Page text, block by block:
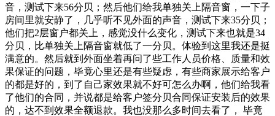
音，测试下来56分贝；然后他们给我单独关上隔音窗，一下子
房间里就安静了，几乎听不见外面的声音，测试下来35分贝；
他们把2层窗户都关上，感觉没什么变化，测试下来也就是34
分贝，比单独关上隔音窗就低了一分贝。体验到这里我还是挺
满意的。然后就到外面坐着再问了些工作人员价格、质量和效
果保证的问题，毕竟心里还是有些疑虑，有些商家展示给客户
的都是好的，到了自己家效果就不好可怎么办啊，他们给我看
了他们的合同，并说都是给客户签分贝合同保证安装后的效果
的，达不到效果全额退款。我也没那么多时间去看了， 毕竟